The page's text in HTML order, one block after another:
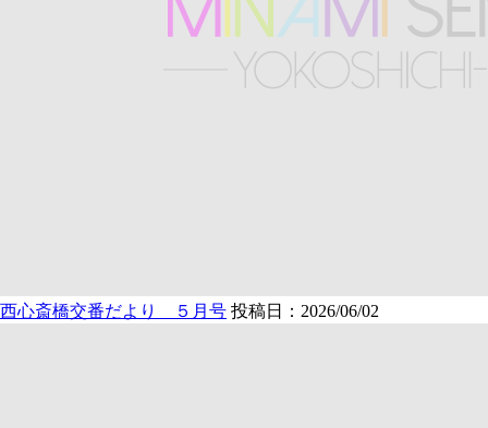
西心斎橋交番だより ５月号 投稿日：2026/06/02